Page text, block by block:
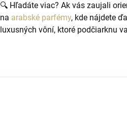
🔍 Hľadáte viac? Ak vás zaujali
na arabské parfémy, kde nájdete
luxusných vôní, ktoré podčiarknu